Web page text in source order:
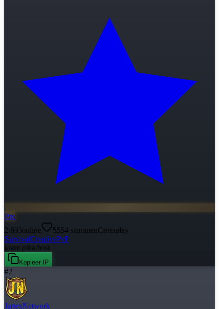
Pro
2.693online 5554 stemmenCrossplay
SurvivalCreativePvP
krant.pika.host
Kopieer IP
#2
JartexNetwork